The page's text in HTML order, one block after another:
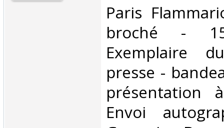
‎Paris
broché -
Exemplaire
presse -
présentation
Envoi